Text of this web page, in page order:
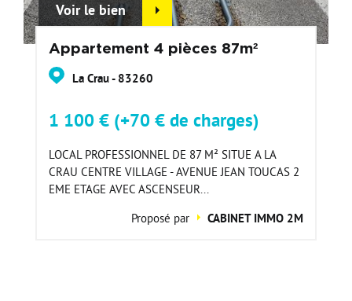
Voir le bien
Appartement 4 pièces 87m²
La Crau - 83260
1 100 € (+70 € de charges)
LOCAL PROFESSIONNEL DE 87 M² SITUE A LA
CRAU CENTRE VILLAGE - AVENUE JEAN TOUCAS 2
EME ETAGE AVEC ASCENSEUR...
Proposé par
CABINET IMMO 2M